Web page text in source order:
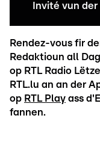
Invité vun
Rendez-vous fir
Redaktioun all
op RTL Radio
RTL.lu an an der
op RTL Play ass
fannen.